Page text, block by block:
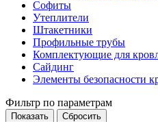
Софиты
Утеплители
Штакетники
Профильные трубы
Комплектующие для
Сайдинг
Элементы безопасности
Фильтр по параметрам
Сбросить